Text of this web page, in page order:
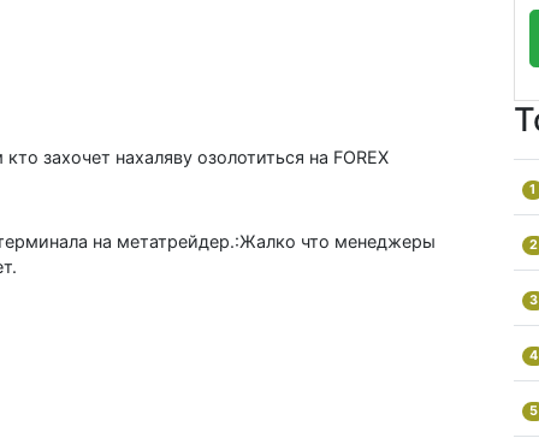
захочет нахаляву озолотиться на FOREX
на метатрейдер.:Жалко что менеджеры
1
2
3
4
5